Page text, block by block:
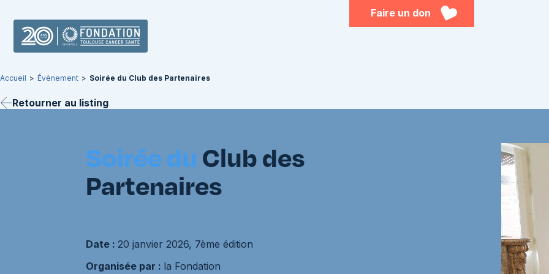
Faire un don
Accueil > Évènement > Soirée du Club des Partenaires
Retourner au listing
Soirée du Club des
Partenaires
Date : 20 janvier 2026, 7ème édition
Organisée par : la Fondation